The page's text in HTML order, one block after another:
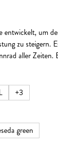
um
zu steigern.
aller Zeiten.
mit einem
im Staub
geändert werden.
+3
green